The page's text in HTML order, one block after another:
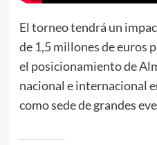
El torneo tendrá un
de 1,5 millones de euros
el posicionamiento de
nacional e internacional
como sede de grandes